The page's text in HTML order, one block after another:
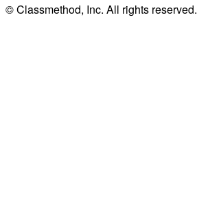
© Classmethod, Inc. All rights reserved.